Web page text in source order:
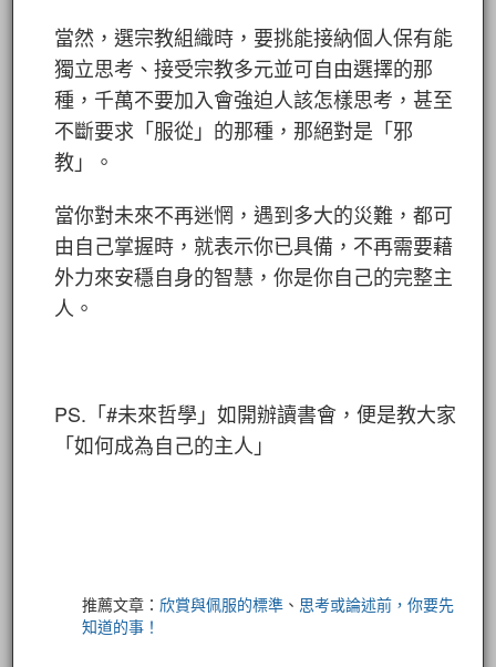
當然，選宗教組織時，要挑能接納個人保有能
獨立思考、接受宗教多元並可自由選擇的那
種，千萬不要加入會強迫人該怎樣思考，甚至
不斷要求「服從」的那種，那絕對是「邪
教」。
當你對未來不再迷惘，遇到多大的災難，都可
由自己掌握時，就表示你已具備，不再需要藉
外力來安穩自身的智慧，你是你自己的完整主
人。
PS.「#未來哲學」如開辦讀書會，便是教大家
「如何成為自己的主人」
推薦文章： 欣賞與佩服的標準 、 思考或論述前，你要先
知道的事！